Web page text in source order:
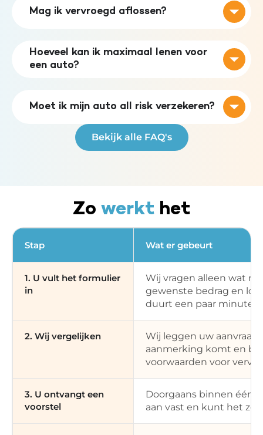
Mag ik vervroegd aflossen?
Hoeveel kan ik maximaal lenen voor
een auto?
Moet ik mijn auto all risk verzekeren?
Bekijk alle FAQ's
Zo werkt het
Stap Wat er gebeurt
1. U vult het formulier
in
Wij vragen alleen wat
gewenste bedrag en
duurt een paar minuten.
2. Wij vergelijken
Wij leggen uw aanvraag
aanmerking komt en
voorwaarden voor
3. U ontvangt een
voorstel
Doorgaans binnen één
aan vast en kunt het